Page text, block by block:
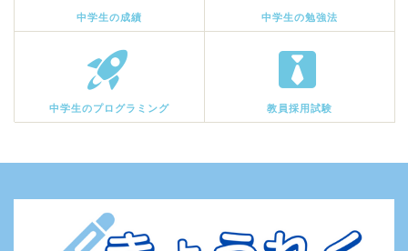
中学生の成績 中学生の勉強法
中学生のプログラミング 教員採用試験